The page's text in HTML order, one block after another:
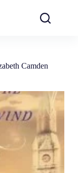
Camden